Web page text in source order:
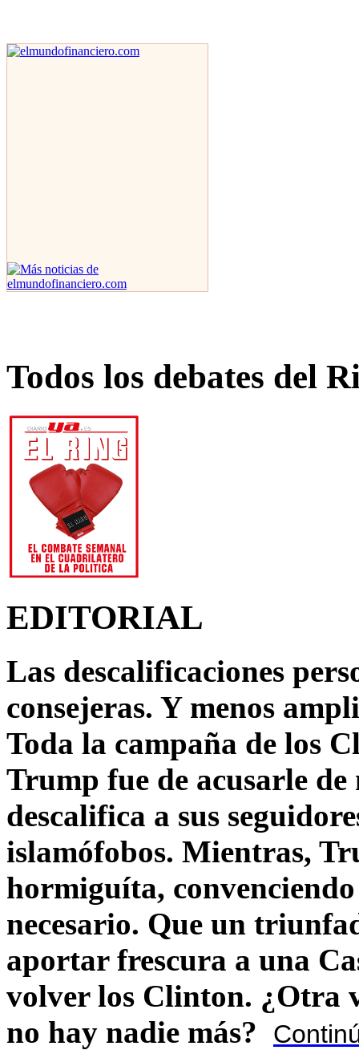
Todos los debates del
EDITORIAL
Las descalificaciones
consejeras. Y menos
Toda la campaña de los
Trump fue de acusarle
descalifica a sus
islamófobos. Mientras,
hormiguíta,
necesario. Que un
aportar frescura a una
volver los Clinton. ¿Otra
no hay nadie más?